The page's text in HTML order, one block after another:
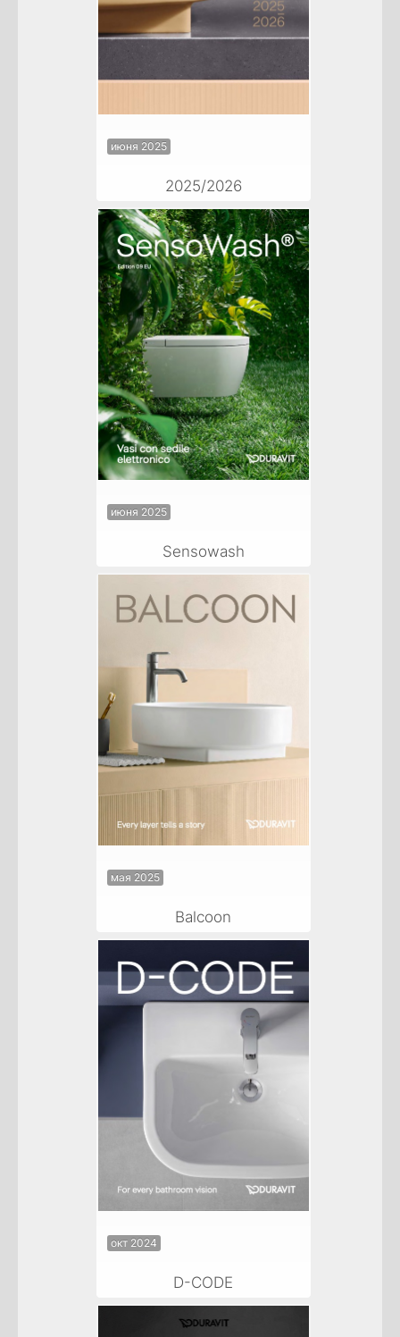
июня 2025
2025/2026
июня 2025
Sensowash
мая 2025
Balcoon
окт 2024
D-CODE